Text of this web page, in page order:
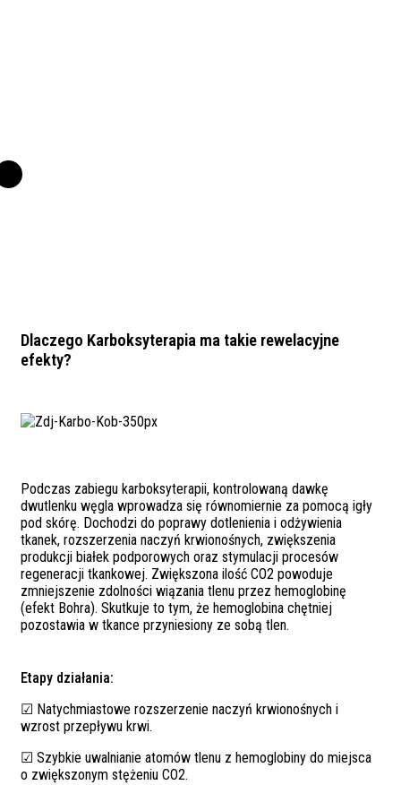
Dlaczego Karboksyterapia ma takie rewelacyjne
efekty?
Podczas zabiegu karboksyterapii, kontrolowaną dawkę
dwutlenku węgla wprowadza się równomiernie za pomocą igły
pod skórę. Dochodzi do poprawy dotlenienia i odżywienia
tkanek, rozszerzenia naczyń krwionośnych, zwiększenia
produkcji białek podporowych oraz stymulacji procesów
regeneracji tkankowej. Zwiększona ilość CO2 powoduje
zmniejszenie zdolności wiązania tlenu przez hemoglobinę
(efekt Bohra). Skutkuje to tym, że hemoglobina chętniej
pozostawia w tkance przyniesiony ze sobą tlen.
Etapy działania:
☑ Natychmiastowe rozszerzenie naczyń krwionośnych i
wzrost przepływu krwi.
☑ Szybkie uwalnianie atomów tlenu z hemoglobiny do miejsca
o zwiększonym stężeniu CO2.